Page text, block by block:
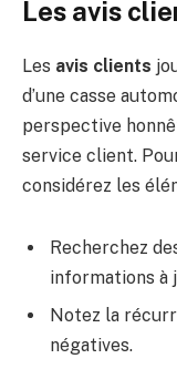
Les avis
Les avis clients
d’une casse
perspective
service client.
considérez les
Recherchez
informations à
Notez la
négatives.